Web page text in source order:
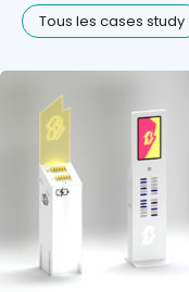
Tous les cases study